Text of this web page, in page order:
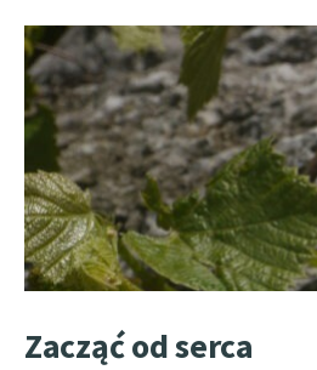
Zacząć od serca